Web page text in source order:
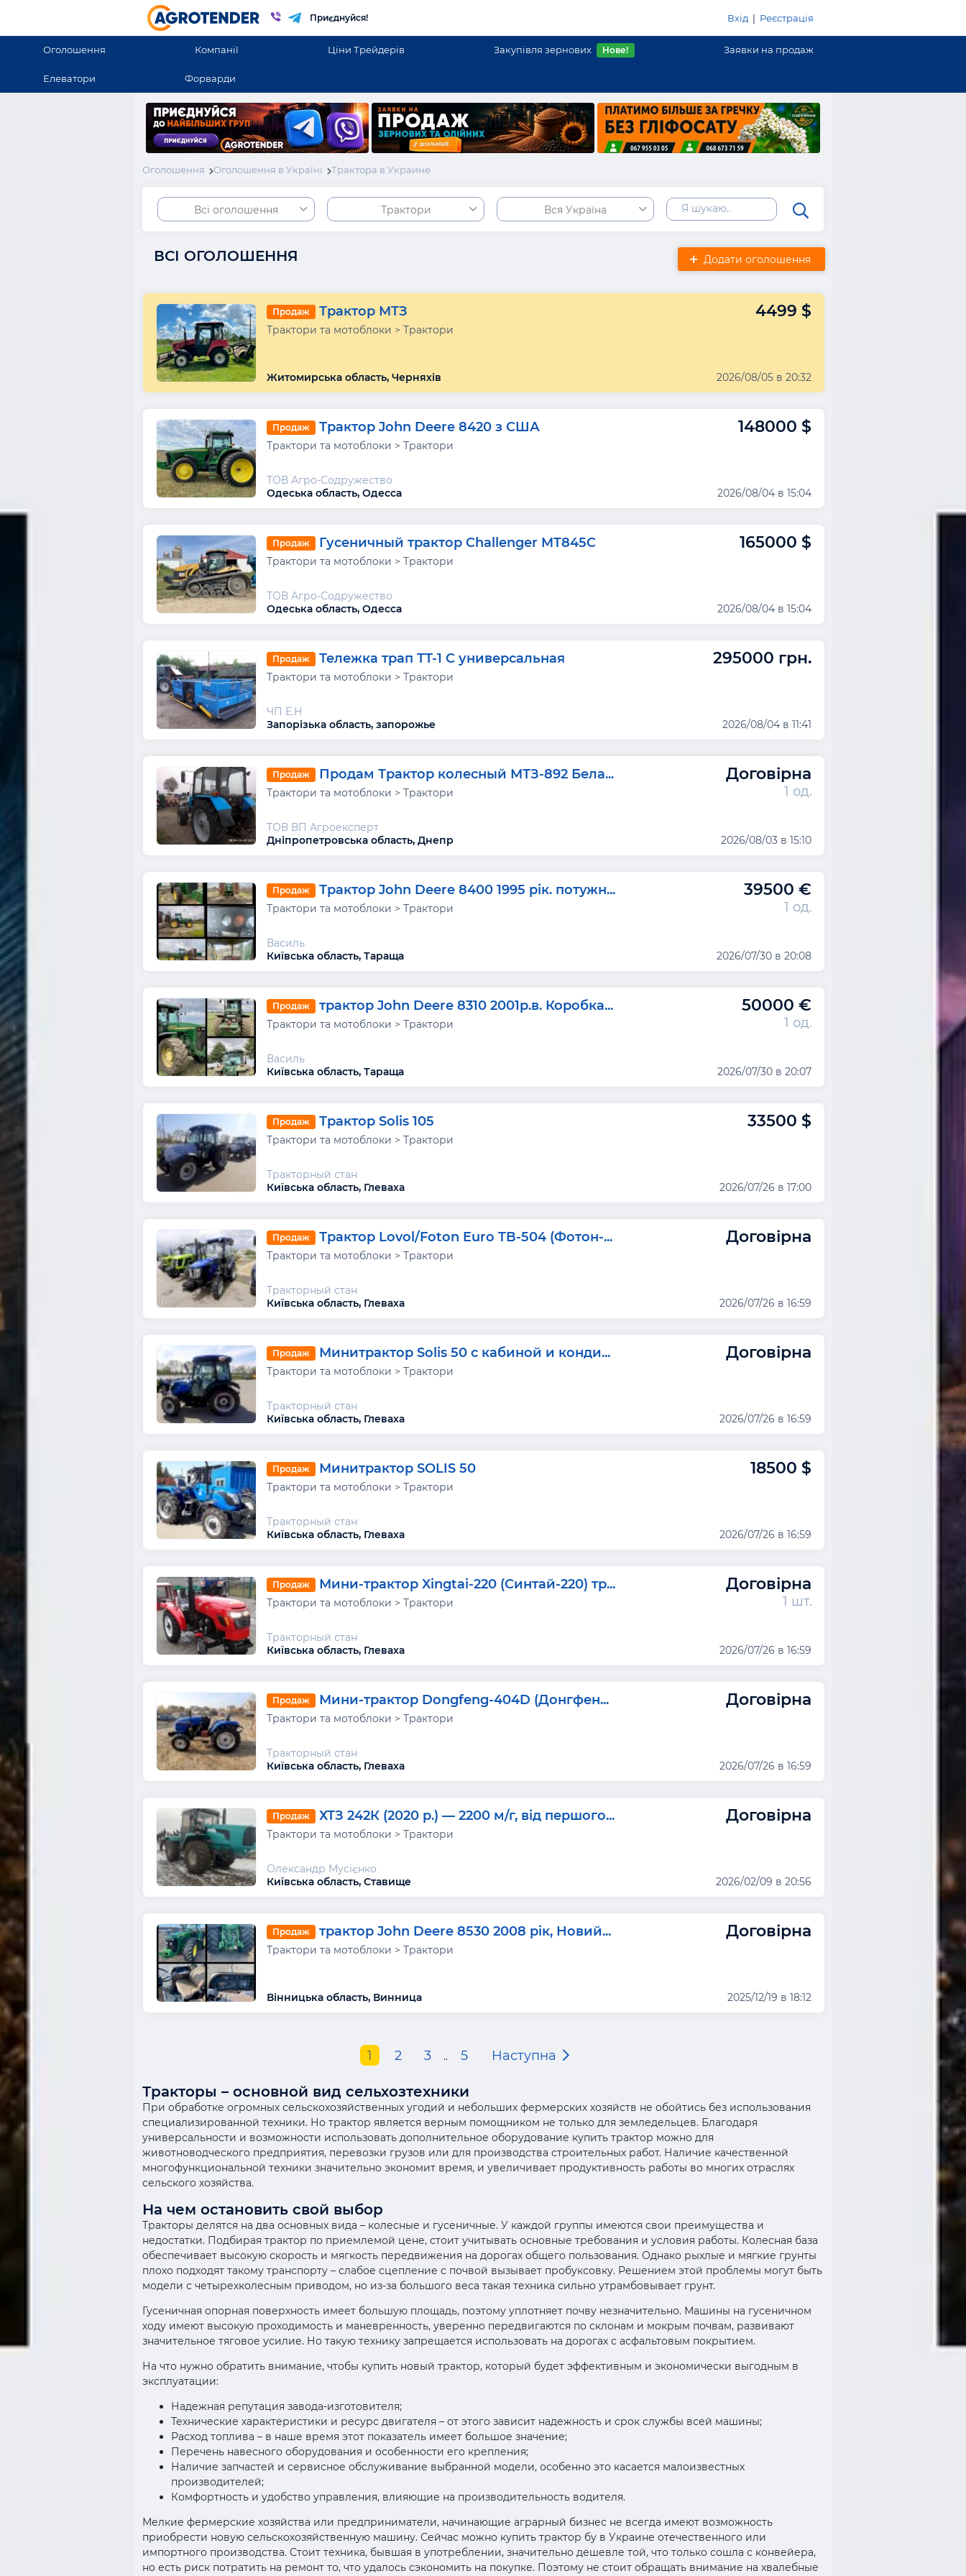
Приєднуйся! Вхід | Реєстрація
Оголошення Компанії Ціни Трейдерів Закупівля зернових Нове! Заявки на продаж
Елеватори Форварди
Оголошення Оголошення в Україні Трактора в Украине
Всі оголошення Трактори Вся Україна
Додати оголошення
ВСІ ОГОЛОШЕННЯ
Продаж Трактор МТЗ 4499 $
Трактори та мотоблоки > Трактори
Житомирська область, Черняхів 2026/08/05 в 20:32
Продаж Трактор John Deere 8420 з США 148000 $
Трактори та мотоблоки > Трактори
ТОВ Агро-Содружество
Одеська область, Одесса
2026/08/04 в 15:04
Продаж Гусеничный трактор Challenger MT845C 165000 $
Трактори та мотоблоки > Трактори
ТОВ Агро-Содружество
Одеська область, Одесса
2026/08/04 в 15:04
Продаж Тележка трап ТТ-1 С универсальная 295000 грн.
Трактори та мотоблоки > Трактори
ЧП Е.Н
Запорізька область, запорожье
2026/08/04 в 11:41
Продаж Продам Трактор колесный МТЗ-892 Бела... Договірна
Трактори та мотоблоки > Трактори 1 од.
ТОВ ВП Агроексперт
Дніпропетровська область, Днепр
2026/08/03 в 15:10
Продаж Трактор John Deere 8400 1995 рік. потужн... 39500 €
Трактори та мотоблоки > Трактори 1 од.
Василь
Київська область, Тараща
2026/07/30 в 20:08
Продаж трактор John Deere 8310 2001р.в. Коробка... 50000 €
Трактори та мотоблоки > Трактори 1 од.
Василь
Київська область, Тараща
2026/07/30 в 20:07
Продаж Трактор Solis 105 33500 $
Трактори та мотоблоки > Трактори
Тракторный стан
Київська область, Глеваха
2026/07/26 в 17:00
Продаж Трактор Lovol/Foton Euro TB-504 (Фотон-... Договірна
Трактори та мотоблоки > Трактори
Тракторный стан
Київська область, Глеваха
2026/07/26 в 16:59
Продаж Минитрактор Solis 50 с кабиной и конди... Договірна
Трактори та мотоблоки > Трактори
Тракторный стан
Київська область, Глеваха
2026/07/26 в 16:59
Продаж Минитрактор SOLIS 50 18500 $
Трактори та мотоблоки > Трактори
Тракторный стан
Київська область, Глеваха
2026/07/26 в 16:59
Продаж Мини-трактор Xingtai-220 (Синтай-220) тр... Договірна
Трактори та мотоблоки > Трактори 1 шт.
Тракторный стан
Київська область, Глеваха
2026/07/26 в 16:59
Продаж Мини-трактор Dongfeng-404D (Донгфен... Договірна
Трактори та мотоблоки > Трактори
Тракторный стан
Київська область, Глеваха
2026/07/26 в 16:59
Продаж ХТЗ 242К (2020 р.) — 2200 м/г, від першого... Договірна
Трактори та мотоблоки > Трактори
Олександр Мусієнко
Київська область, Ставище
2026/02/09 в 20:56
Продаж трактор John Deerе 8530 2008 рік, Новий... Договірна
Трактори та мотоблоки > Трактори
Вінницька область, Винница 2025/12/19 в 18:12
1 2 3 .. 5 Наступна
Тракторы – основной вид сельхозтехники
При обработке огромных сельскохозяйственных угодий и небольших фермерских хозяйств не обойтись без использования
специализированной техники. Но трактор является верным помощником не только для земледельцев. Благодаря
универсальности и возможности использовать дополнительное оборудование купить трактор можно для
животноводческого предприятия, перевозки грузов или для производства строительных работ. Наличие качественной
многофункциональной техники значительно экономит время, и увеличивает продуктивность работы во многих отраслях
сельского хозяйства.
На чем остановить свой выбор
Тракторы делятся на два основных вида – колесные и гусеничные. У каждой группы имеются свои преимущества и
недостатки. Подбирая трактор по приемлемой цене, стоит учитывать основные требования и условия работы. Колесная база
обеспечивает высокую скорость и мягкость передвижения на дорогах общего пользования. Однако рыхлые и мягкие грунты
плохо подходят такому транспорту – слабое сцепление с почвой вызывает пробуксовку. Решением этой проблемы могут быть
модели с четырехколесным приводом, но из-за большого веса такая техника сильно утрамбовывает грунт.
Гусеничная опорная поверхность имеет большую площадь, поэтому уплотняет почву незначительно. Машины на гусеничном
ходу имеют высокую проходимость и маневренность, уверенно передвигаются по склонам и мокрым почвам, развивают
значительное тяговое усилие. Но такую технику запрещается использовать на дорогах с асфальтовым покрытием.
На что нужно обратить внимание, чтобы купить новый трактор, который будет эффективным и экономически выгодным в
эксплуатации:
Надежная репутация завода-изготовителя;
Технические характеристики и ресурс двигателя – от этого зависит надежность и срок службы всей машины;
Расход топлива – в наше время этот показатель имеет большое значение;
Перечень навесного оборудования и особенности его крепления;
Наличие запчастей и сервисное обслуживание выбранной модели, особенно это касается малоизвестных
производителей;
Комфортность и удобство управления, влияющие на производительность водителя.
Мелкие фермерские хозяйства или предприниматели, начинающие аграрный бизнес не всегда имеют возможность
приобрести новую сельскохозяйственную машину. Сейчас можно купить трактор бу в Украине отечественного или
импортного производства. Стоит техника, бывшая в употреблении, значительно дешевле той, что только сошла с конвейера,
но есть риск потратить на ремонт то, что удалось сэкономить на покупке. Поэтому не стоит обращать внимание на хвалебные